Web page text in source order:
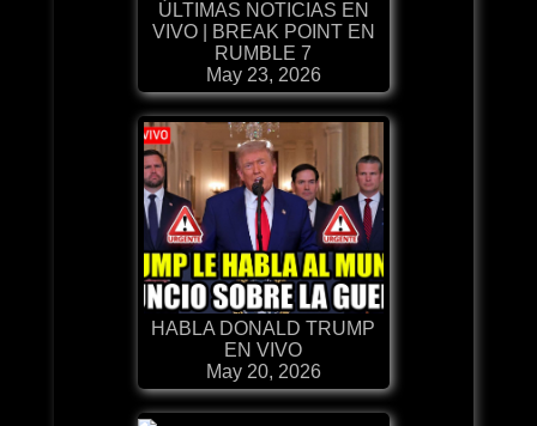
ÚLTIMAS NOTICIAS EN
VIVO | BREAK POINT EN
RUMBLE 7
May 23, 2026
HABLA DONALD TRUMP
EN VIVO
May 20, 2026